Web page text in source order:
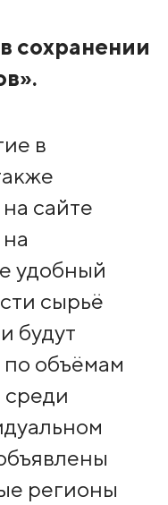
сохранении
в
сайте
удобный
сырьё
будут
объёмам
среди
регионы